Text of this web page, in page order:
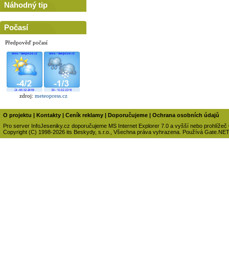
Náhodný tip
Počasí
Předpověď počasí
zdroj: meteopress.cz
O projektu Kontakty Ceník reklamy Doporučujeme
Ochrana osobních údajů
Pro server InfoJeseniky.cz doporučujeme MS Internet Explorer 7.0 a vyšší nebo prohlížeč
Copyright (C) 1998-2026 its Beskydy, s.r.o., Všechna práva vyhrazena. Používá